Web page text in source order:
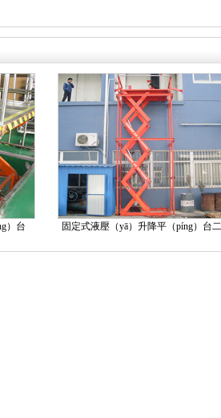
）台 固定式液壓（yā）升降平（píng）台二